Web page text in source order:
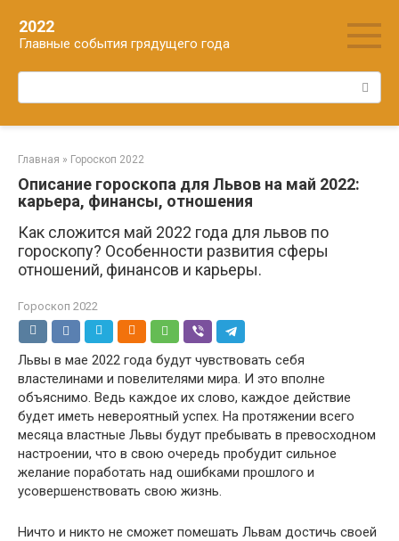
контенту
2022
Главные события грядущего года
Главная » Гороскоп 2022
Описание гороскопа для Львов на май 2022:
карьера, финансы, отношения
Как сложится май 2022 года для львов по
гороскопу? Особенности развития сферы
отношений, финансов и карьеры.
Гороскоп 2022
Львы в мае 2022 года будут чувствовать себя
властелинами и повелителями мира. И это вполне
объяснимо. Ведь каждое их слово, каждое действие
будет иметь невероятный успех. На протяжении всего
месяца властные Львы будут пребывать в превосходном
настроении, что в свою очередь пробудит сильное
желание поработать над ошибками прошлого и
усовершенствовать свою жизнь.
Ничто и никто не сможет помешать Львам достичь своей